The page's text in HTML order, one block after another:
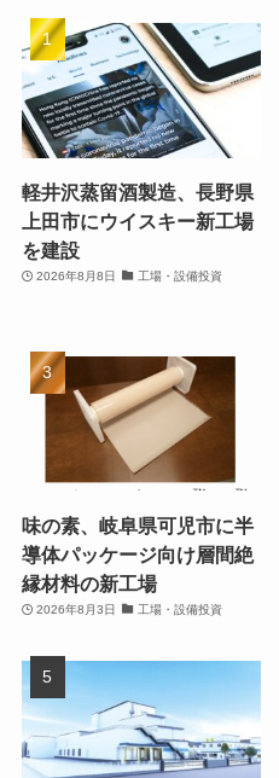
軽井沢蒸留酒製造、長野県
上田市にウイスキー新工場
を建設
2026年8月8日 工場・設備投資
味の素、岐阜県可児市に半
導体パッケージ向け層間絶
縁材料の新工場
2026年8月3日 工場・設備投資